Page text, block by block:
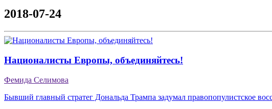
2018-07-24
Националисты Европы, объединяйтесь!
Фемида Селимова
Бывший главный стратег Дональда Трампа задумал правопопулистское